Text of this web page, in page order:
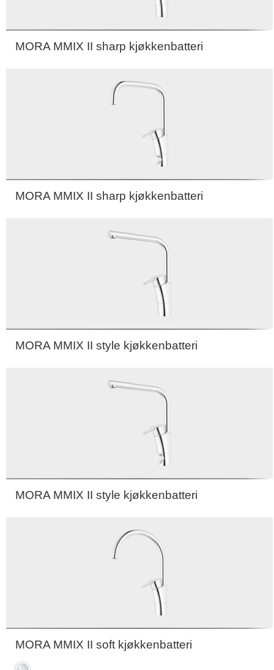
MORA MMIX II sharp kjøkkenbatteri
MORA MMIX II sharp kjøkkenbatteri
MORA MMIX II style kjøkkenbatteri
MORA MMIX II style kjøkkenbatteri
MORA MMIX II soft kjøkkenbatteri